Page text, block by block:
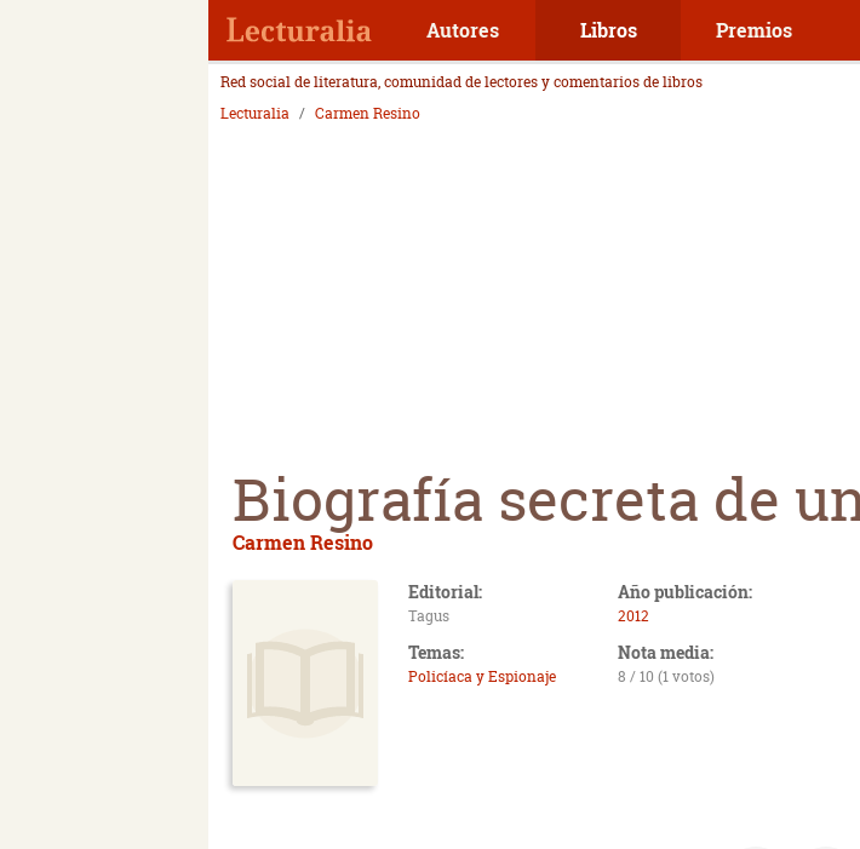
Autores Libros Premios
Red social de literatura, comunidad de lectores y comentarios de libros
Lecturalia
Carmen Resino
Biografía secreta de
Carmen Resino
Editorial:
Tagus
Año publicación:
2012
Temas:
Policíaca y Espionaje
Nota media:
8 / 10 (1 votos)